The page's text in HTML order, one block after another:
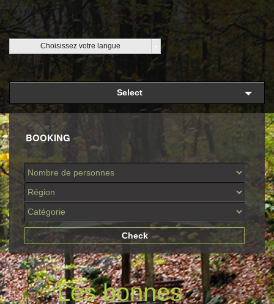
Choisissez votre langue
Select
BOOKING
Les bonnes